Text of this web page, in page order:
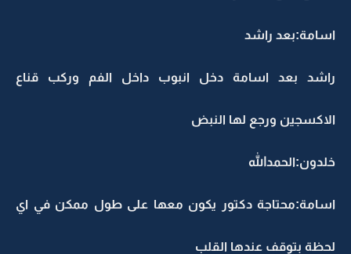
اسامة:بعد راشد
راشد بعد اسامة دخل انبوب داخل الفم وركب قناع
الاكسجين ورجع لها النبض
خلدون:الحمدالله
اسامة:محتاجة دكتور يكون معها على طول ممكن في اي
لحظة بتوقف عندها القلب